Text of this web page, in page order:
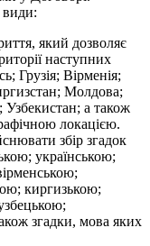
види:
який дозволяє
наступних
Грузія; Вірменія;
Молдова;
а також
локацією.
збір згадок
українською;
киргизькою;
згадки, мова яких